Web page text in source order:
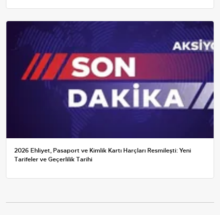
2026 Ehliyet, Pasaport ve Kimlik Kartı Harçları Resmileşti: Yeni
Tarifeler ve Geçerlilik Tarihi